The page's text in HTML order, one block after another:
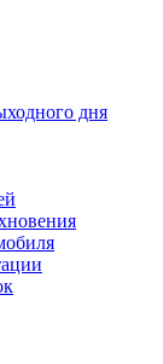
дня